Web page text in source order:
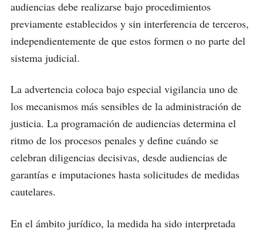
audiencias debe realizarse bajo procedimientos
previamente establecidos y sin interferencia de terceros,
independientemente de que estos formen o no parte del
sistema judicial.
La advertencia coloca bajo especial vigilancia uno de
los mecanismos más sensibles de la administración de
justicia. La programación de audiencias determina el
ritmo de los procesos penales y define cuándo se
celebran diligencias decisivas, desde audiencias de
garantías e imputaciones hasta solicitudes de medidas
cautelares.
En el ámbito jurídico, la medida ha sido interpretada